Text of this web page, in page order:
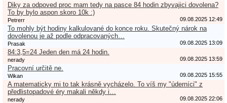
Diky za odpoved proc mam tedy na pasce 84 hodin zbyvajici dovolena?
To by bylo aspon skoro 10k :)
Petrerr 09.08.2025 12:49
To mohly být hodiny kalkulované do konce roku. Skutečný nárok na
dovolenou je až podle odpracovaných…
Prasak 09.08.2025 13:09
84:3,5=24 Jeden den má 24 hodin.
nerady 09.08.2025 13:59
Pracovní určitě ne.
Wikan 09.08.2025 15:55
A matematicky mi to tak krásně vycházelo. To víš my "úderníci" z
předlistopadové éry makali někdy i…
nerady 09.08.2025 22:06